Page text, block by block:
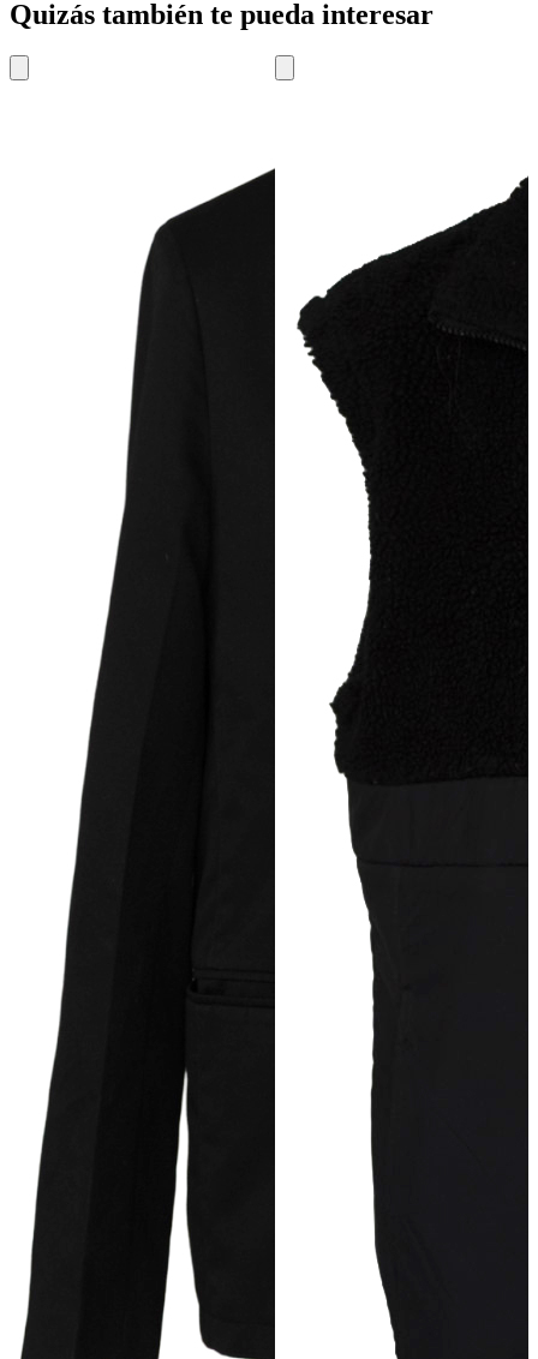
Quizás también te pueda interesar